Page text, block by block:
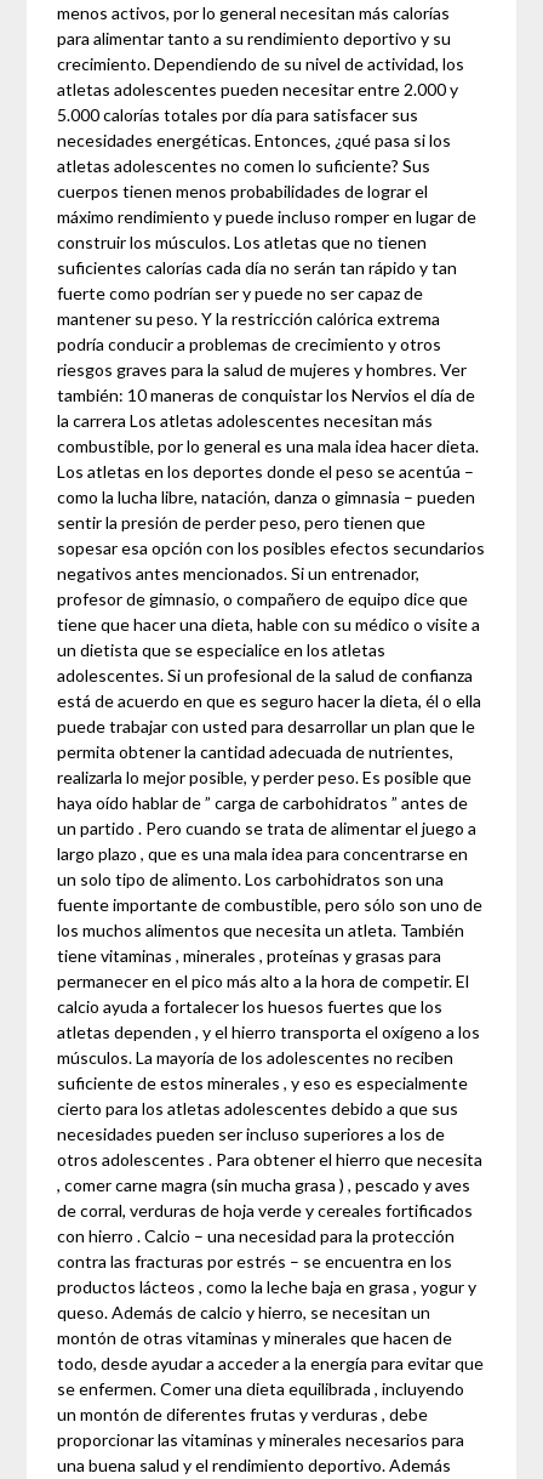
menos activos, por lo general necesitan más calorías
para alimentar tanto a su rendimiento deportivo y su
crecimiento. Dependiendo de su nivel de actividad, los
atletas adolescentes pueden necesitar entre 2.000 y
5.000 calorías totales por día para satisfacer sus
necesidades energéticas. Entonces, ¿qué pasa si los
atletas adolescentes no comen lo suficiente? Sus
cuerpos tienen menos probabilidades de lograr el
máximo rendimiento y puede incluso romper en lugar de
construir los músculos. Los atletas que no tienen
suficientes calorías cada día no serán tan rápido y tan
fuerte como podrían ser y puede no ser capaz de
mantener su peso. Y la restricción calórica extrema
podría conducir a problemas de crecimiento y otros
riesgos graves para la salud de mujeres y hombres. Ver
también: 10 maneras de conquistar los Nervios el día de
la carrera Los atletas adolescentes necesitan más
combustible, por lo general es una mala idea hacer dieta.
Los atletas en los deportes donde el peso se acentúa –
como la lucha libre, natación, danza o gimnasia – pueden
sentir la presión de perder peso, pero tienen que
sopesar esa opción con los posibles efectos secundarios
negativos antes mencionados. Si un entrenador,
profesor de gimnasio, o compañero de equipo dice que
tiene que hacer una dieta, hable con su médico o visite a
un dietista que se especialice en los atletas
adolescentes. Si un profesional de la salud de confianza
está de acuerdo en que es seguro hacer la dieta, él o ella
puede trabajar con usted para desarrollar un plan que le
permita obtener la cantidad adecuada de nutrientes,
realizarla lo mejor posible, y perder peso. Es posible que
haya oído hablar de ” carga de carbohidratos ” antes de
un partido . Pero cuando se trata de alimentar el juego a
largo plazo , que es una mala idea para concentrarse en
un solo tipo de alimento. Los carbohidratos son una
fuente importante de combustible, pero sólo son uno de
los muchos alimentos que necesita un atleta. También
tiene vitaminas , minerales , proteínas y grasas para
permanecer en el pico más alto a la hora de competir. El
calcio ayuda a fortalecer los huesos fuertes que los
atletas dependen , y el hierro transporta el oxígeno a los
músculos. La mayoría de los adolescentes no reciben
suficiente de estos minerales , y eso es especialmente
cierto para los atletas adolescentes debido a que sus
necesidades pueden ser incluso superiores a los de
otros adolescentes . Para obtener el hierro que necesita
, comer carne magra (sin mucha grasa ) , pescado y aves
de corral, verduras de hoja verde y cereales fortificados
con hierro . Calcio – una necesidad para la protección
contra las fracturas por estrés – se encuentra en los
productos lácteos , como la leche baja en grasa , yogur y
queso. Además de calcio y hierro, se necesitan un
montón de otras vitaminas y minerales que hacen de
todo, desde ayudar a acceder a la energía para evitar que
se enfermen. Comer una dieta equilibrada , incluyendo
un montón de diferentes frutas y verduras , debe
proporcionar las vitaminas y minerales necesarios para
una buena salud y el rendimiento deportivo. Además